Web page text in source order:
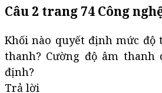
Câu 2 trang 74 Công
Khối nào quyết định mức độ
thanh? Cường độ âm thanh
định?
Trả lời